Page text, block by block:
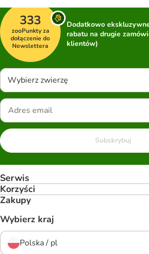
333
zooPunkty za
dołączenie do
Newslettera
Dodatkowo
rabatu na drugie
klientów)
Wybierz zwierzę
Subskrybuj
Serwis
Korzyści
Zakupy
Wybierz kraj
Polska / pl